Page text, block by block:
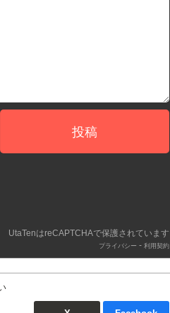
投稿
UtaTenはreCAPTCHAで保護されています
プライバシー - 利用契約